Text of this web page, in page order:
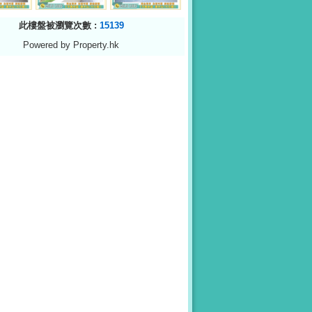
此樓盤被瀏覽次數 : 15139
Powered by Property.hk